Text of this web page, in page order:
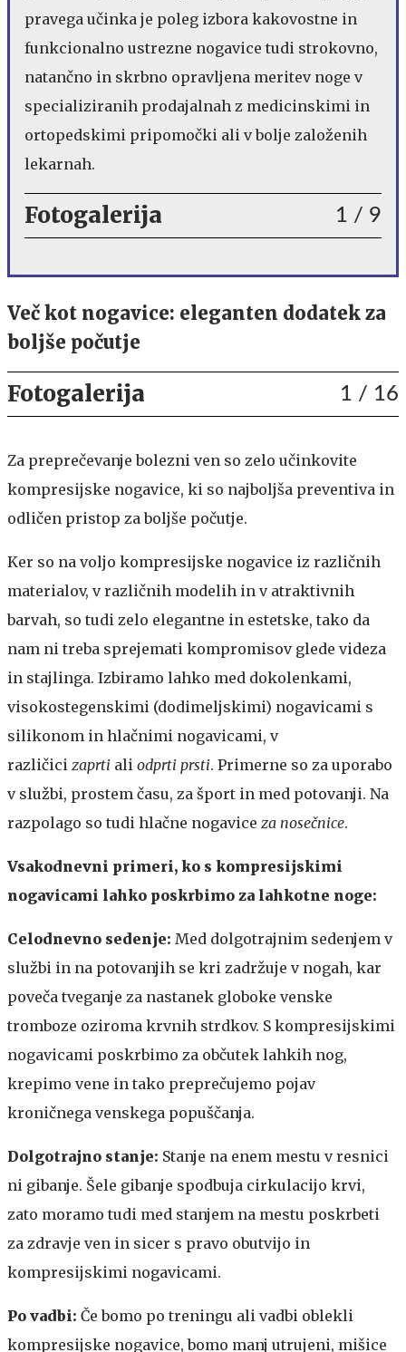
pravega učinka je poleg izbora kakovostne in
funkcionalno ustrezne nogavice tudi strokovno,
natančno in skrbno opravljena meritev noge v
specializiranih prodajalnah z medicinskimi in
ortopedskimi pripomočki ali v bolje založenih
lekarnah.
Fotogalerija 1 / 9
Več kot nogavice: eleganten dodatek za
boljše počutje
Fotogalerija 1 / 16
Za preprečevanje bolezni ven so zelo učinkovite
kompresijske nogavice, ki so najboljša preventiva in
odličen pristop za boljše počutje.
Ker so na voljo kompresijske nogavice iz različnih
materialov, v različnih modelih in v atraktivnih
barvah, so tudi zelo elegantne in estetske, tako da
nam ni treba sprejemati kompromisov glede videza
in stajlinga. Izbiramo lahko med dokolenkami,
visokostegenskimi (dodimeljskimi) nogavicami s
silikonom in hlačnimi nogavicami, v
različici zaprti ali odprti prsti. Primerne so za uporabo
v službi, prostem času, za šport in med potovanji. Na
razpolago so tudi hlačne nogavice za nosečnice.
Vsakodnevni primeri, ko s kompresijskimi
nogavicami lahko poskrbimo za lahkotne noge:
Celodnevno sedenje: Med dolgotrajnim sedenjem v
službi in na potovanjih se kri zadržuje v nogah, kar
poveča tveganje za nastanek globoke venske
tromboze oziroma krvnih strdkov. S kompresijskimi
nogavicami poskrbimo za občutek lahkih nog,
krepimo vene in tako preprečujemo pojav
kroničnega venskega popuščanja.
Dolgotrajno stanje: Stanje na enem mestu v resnici
ni gibanje. Šele gibanje spodbuja cirkulacijo krvi,
zato moramo tudi med stanjem na mestu poskrbeti
za zdravje ven in sicer s pravo obutvijo in
kompresijskimi nogavicami.
Po vadbi: Če bomo po treningu ali vadbi oblekli
kompresijske nogavice, bomo manj utrujeni, mišice